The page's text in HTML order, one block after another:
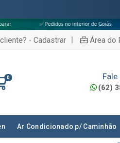
no interior de Goiás ✅
- Cadastrar | Área do
0
(62)
Ar Condicionado p/ Caminhão